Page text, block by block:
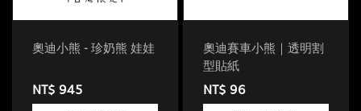
奧迪小熊 - 珍奶熊 娃娃
NT$ 945
奧迪賽車小熊｜透明割
型貼紙
NT$ 96